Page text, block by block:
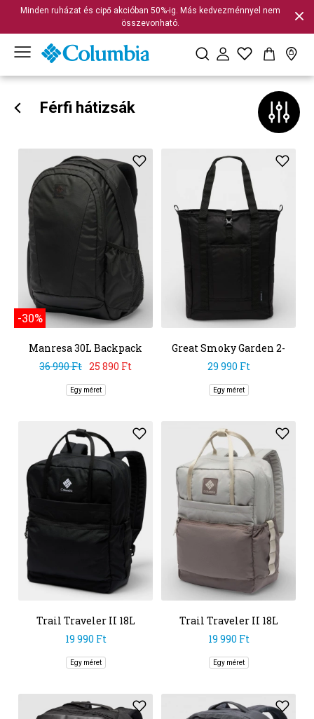
Minden ruházat és cipő akcióban 50%-ig. Más kedvezménnyel nem
összevonható.
Férfi hátizsák
-30%
Manresa 30L Backpack
36 990 Ft 25 890 Ft
Egy méret
Great Smoky Garden 2-
Way Tote
29 990 Ft
Egy méret
Trail Traveler II 18L
Backpack
19 990 Ft
Egy méret
Trail Traveler II 18L
Backpack
19 990 Ft
Egy méret